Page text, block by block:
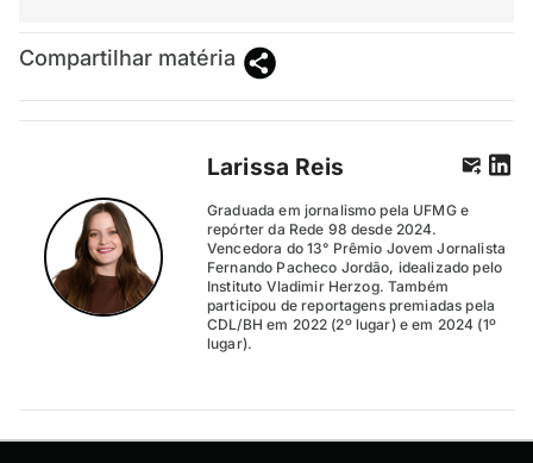
Compartilhar matéria
Larissa Reis
Graduada em jornalismo pela UFMG e
repórter da Rede 98 desde 2024.
Vencedora do 13° Prêmio Jovem Jornalista
Fernando Pacheco Jordão, idealizado pelo
Instituto Vladimir Herzog. Também
participou de reportagens premiadas pela
CDL/BH em 2022 (2º lugar) e em 2024 (1º
lugar).